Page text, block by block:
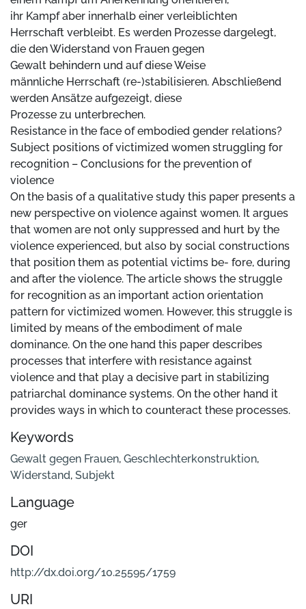
ihr Kampf aber innerhalb einer verleiblichten
Herrschaft verbleibt. Es werden Prozesse dargelegt,
die den Widerstand von Frauen gegen
Gewalt behindern und auf diese Weise
männliche Herrschaft (re-)stabilisieren. Abschließend
werden Ansätze aufgezeigt, diese
Prozesse zu unterbrechen.
Resistance in the face of embodied gender relations?
Subject positions of victimized women struggling for
recognition – Conclusions for the prevention of
violence
On the basis of a qualitative study this paper presents a
new perspective on violence against women. It argues
that women are not only suppressed and hurt by the
violence experienced, but also by social constructions
that position them as potential victims be- fore, during
and after the violence. The article shows the struggle
for recognition as an important action orientation
pattern for victimized women. However, this struggle is
limited by means of the embodiment of male
dominance. On the one hand this paper describes
processes that interfere with resistance against
violence and that play a decisive part in stabilizing
patriarchal dominance systems. On the other hand it
provides ways in which to counteract these processes.
Keywords
Gewalt gegen Frauen, Geschlechterkonstruktion,
Widerstand, Subjekt
Language
ger
DOI
http://dx.doi.org/10.25595/1759
URI